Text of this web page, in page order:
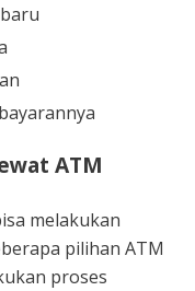
ATM
melakukan
pilihan ATM
proses